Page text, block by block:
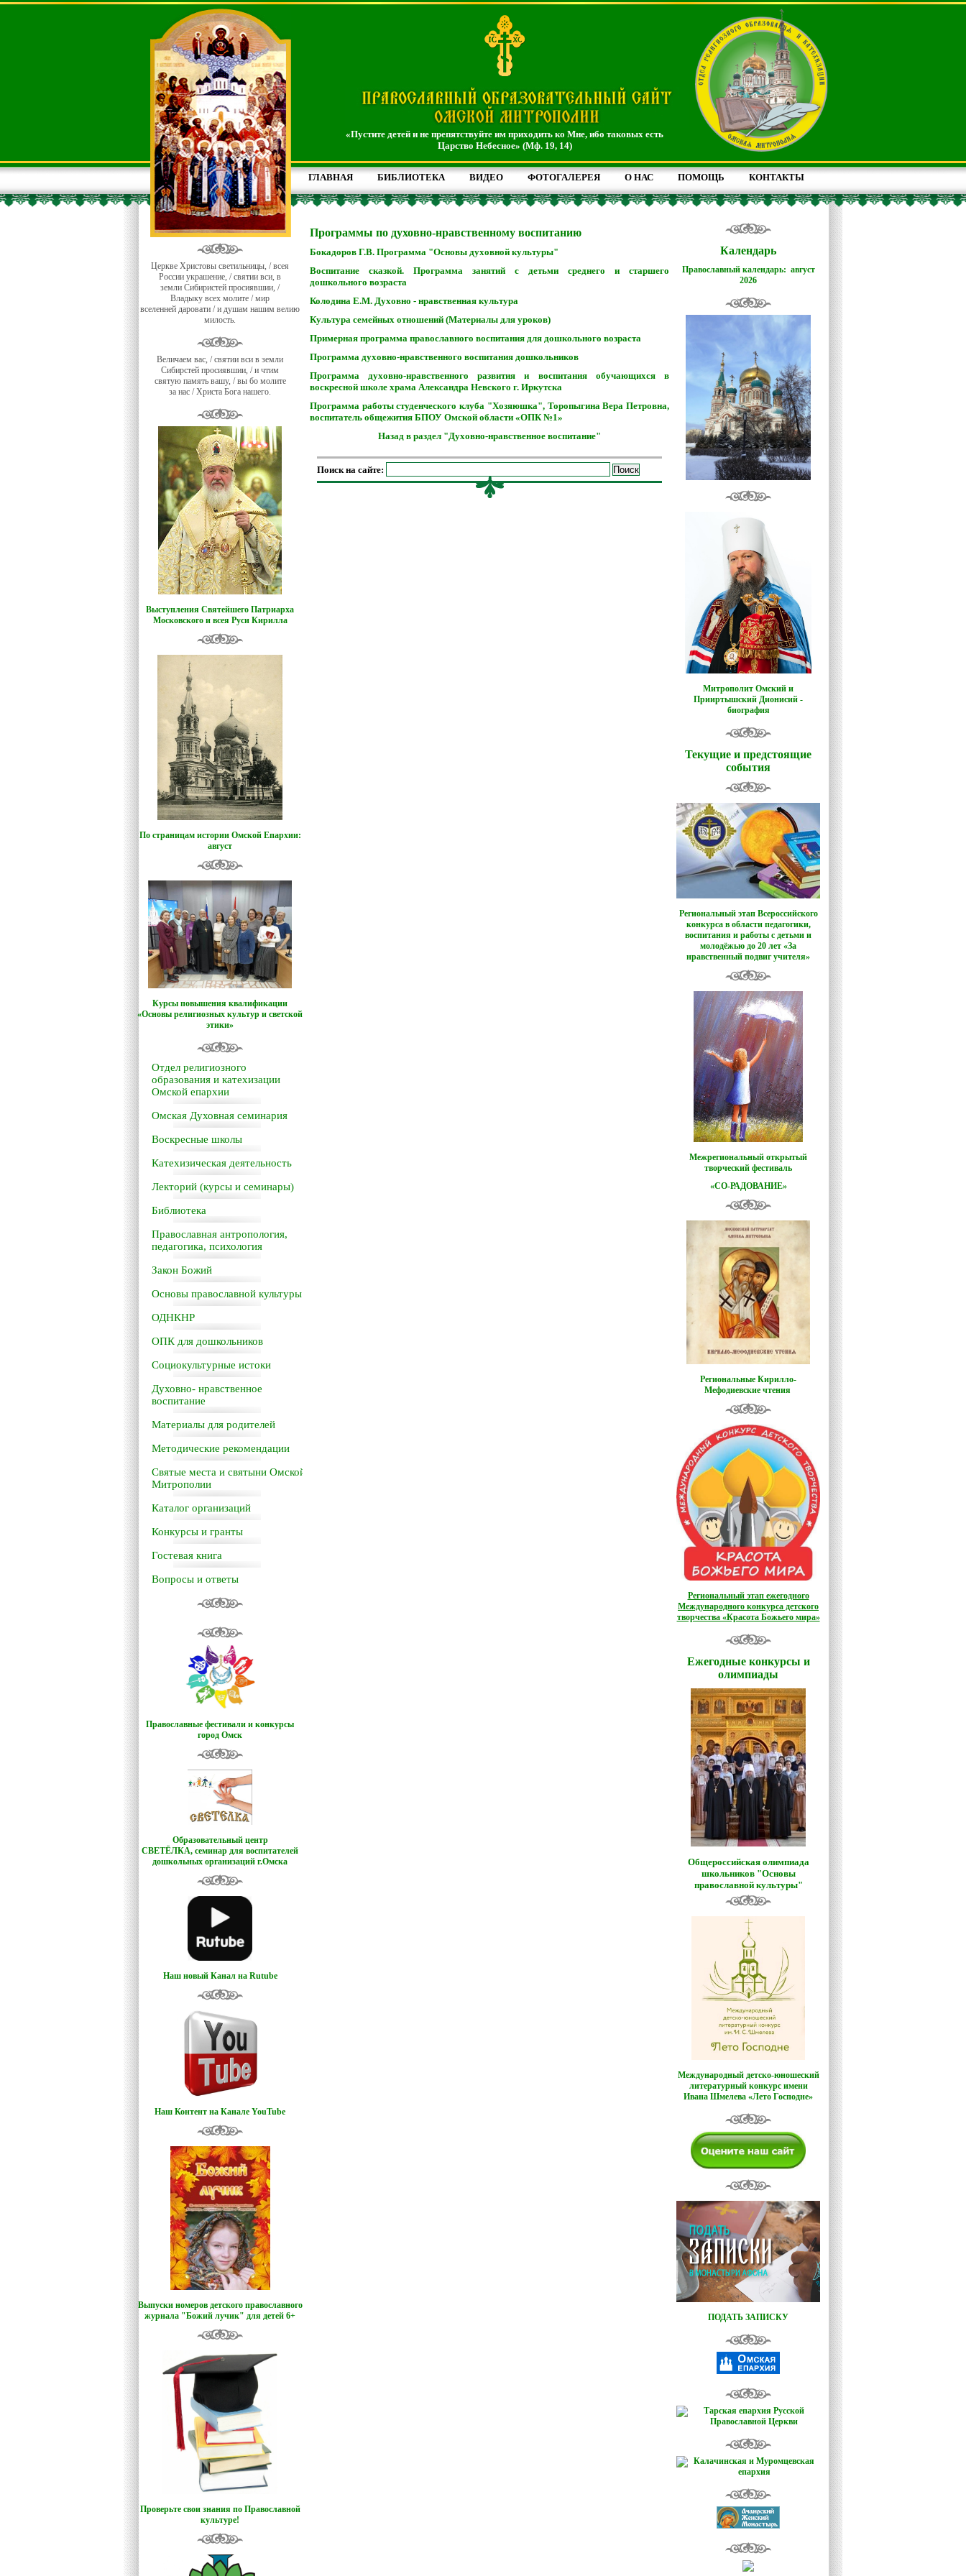
«Пустите детей и не препятствуйте им приходить ко Мне, ибо таковых есть
Царство Небесное» (Мф. 19, 14)
ГЛАВНАЯ БИБЛИОТЕКА ВИДЕО ФОТОГАЛЕРЕЯ О НАС ПОМОЩЬ КОНТАКТЫ
Церкве Христовы светильницы, / всея
России украшение, / святии вси, в
земли Сибиристей просиявшии, /
Владыку всех молите / мир
вселенней даровати / и душам нашим велию
милость.
Величаем вас, / святии вси в земли
Сибирстей просиявшии, / и чтим
святую память вашу, / вы бо молите
за нас / Христа Бога нашего.
Выступления Святейшего Патриарха
Московского и всея Руси Кирилла
По страницам истории Омской Епархии:
август
Курсы повышения квалификации
«Основы религиозных культур и светской
этики»
Отдел религиозного
образования и катехизации
Омской епархии
Омская Духовная семинария
Воскресные школы
Катехизическая деятельность
Лекторий (курсы и семинары)
Библиотека
Православная антропология,
педагогика, психология
Закон Божий
Основы православной культуры
ОДНКНР
ОПК для дошкольников
Социокультурные истоки
Духовно- нравственное
воспитание
Материалы для родителей
Методические рекомендации
Святые места и святыни Омской
Митрополии
Каталог организаций
Конкурсы и гранты
Гостевая книга
Вопросы и ответы
Православные фестивали и конкурсы
город Омск
Образовательный центр
СВЕТЁЛКА, семинар для воспитателей
дошкольных организаций г.Омска
Наш новый Канал на Rutube
Наш Контент на Канале YouTube
Выпуски номеров детского православного
журнала "Божий лучик" для детей 6+
Проверьте свои знания по Православной
культуре!
Программы по духовно-нравственному воспитанию
Бокадоров Г.В. Программа "Основы духовной культуры"
Воспитание сказкой. Программа занятий с детьми среднего и старшего
дошкольного возраста
Колодина Е.М. Духовно - нравственная культура
Культура семейных отношений (Материалы для уроков)
Примерная программа православного воспитания для дошкольного возраста
Программа духовно-нравственного воспитания дошкольников
Программа духовно-нравственного развития и воспитания обучающихся в
воскресной школе храма Александра Невского г. Иркутска
Программа работы студенческого клуба "Хозяюшка", Торопыгина Вера Петровна,
воспитатель общежития БПОУ Омской области «ОПК №1»
Назад в раздел "Духовно-нравственное воспитание"
Поиск на сайте:
Календарь
Православный календарь: август
2026
Митрополит Омский и
Прииртышский Дионисий -
биография
Текущие и предстоящие
события
Региональный этап Всероссийского
конкурса в области педагогики,
воспитания и работы с детьми и
молодёжью до 20 лет «За
нравственный подвиг учителя»
Межрегиональный открытый
творческий фестиваль
«СО-РАДОВАНИЕ»
Региональные Кирилло-
Мефодиевские чтения
Региональный этап ежегодного
Международного конкурса детского
творчества «Красота Божьего мира»
Ежегодные конкурсы и
олимпиады
Общероссийская олимпиада
школьников "Основы
православной культуры"
Международный детско-юношеский
литературный конкурс имени
Ивана Шмелева «Лето Господне»
ПОДАТЬ ЗАПИСКУ